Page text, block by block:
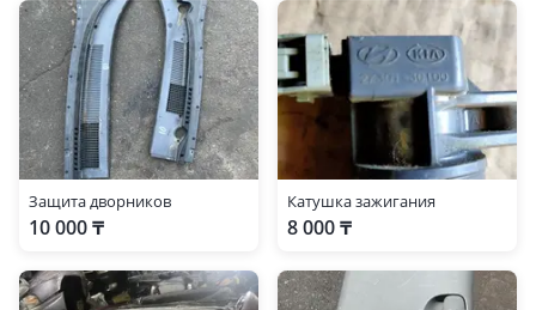
Защита дворников
10 000 ₸
Катушка зажигания
8 000 ₸